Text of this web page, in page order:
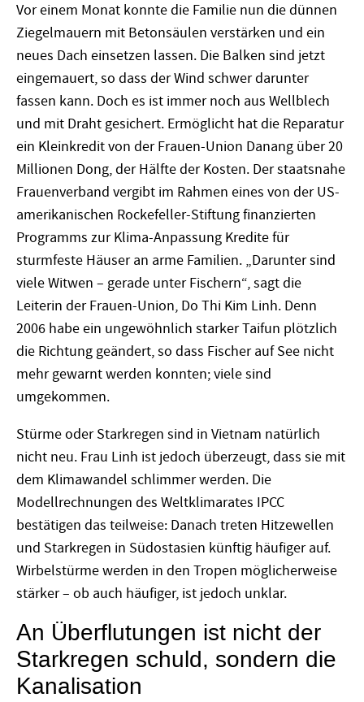
Vor einem Monat konnte die Familie nun die dünnen
Ziegelmauern mit Betonsäulen verstärken und ein
neues Dach einsetzen lassen. Die Balken sind jetzt
eingemauert, so dass der Wind schwer darunter
fassen kann. Doch es ist immer noch aus Wellblech
und mit Draht gesichert. Ermöglicht hat die Reparatur
ein Kleinkredit von der Frauen-Union Danang über 20
Millionen Dong, der Hälfte der Kosten. Der staatsnahe
Frauenverband vergibt im Rahmen eines von der US-
amerikanischen Rockefeller-Stiftung finanzierten
Programms zur Klima-Anpassung Kredite für
sturmfeste Häuser an arme Familien. „Darunter sind
viele Witwen – gerade unter Fischern“, sagt die
Leiterin der Frauen-Union, Do Thi Kim Linh. Denn
2006 habe ein ungewöhnlich starker Taifun plötzlich
die Richtung geändert, so dass Fischer auf See nicht
mehr gewarnt werden konnten; viele sind
umgekommen.
Stürme oder Starkregen sind in Vietnam natürlich
nicht neu. Frau Linh ist jedoch überzeugt, dass sie mit
dem Klimawandel schlimmer werden. Die
Modellrechnungen des Weltklimarates IPCC
bestätigen das teilweise: Danach treten Hitzewellen
und Starkregen in Südostasien künftig häufiger auf.
Wirbelstürme werden in den Tropen möglicherweise
stärker – ob auch häufiger, ist jedoch unklar.
An Überflutungen ist nicht der
Starkregen schuld, sondern die
Kanalisation